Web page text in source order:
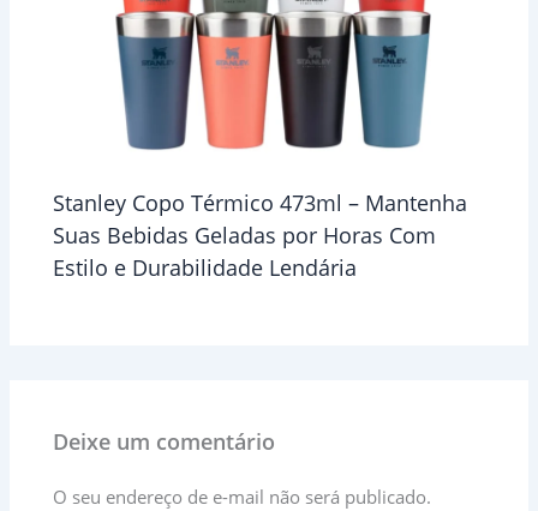
Stanley Copo Térmico 473ml – Mantenha
Suas Bebidas Geladas por Horas Com
Estilo e Durabilidade Lendária
Deixe um comentário
O seu endereço de e-mail não será publicado.